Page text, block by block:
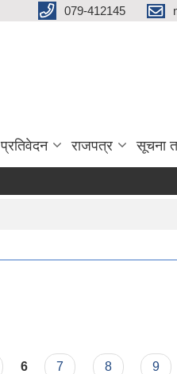
079-412145
प्रतिवेदन राजपत्र सूचना
6 7 8 9